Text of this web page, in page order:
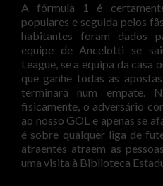
A fórmula 1 é
populares e seguida pelos
habitantes foram dados
equipe de Ancelotti se
League, se a equipa da casa
que ganhe todas as
terminará num empate.
fisicamente, o adversário
ao nosso GOL e apenas se
é sobre qualquer liga de
atraentes atraem as
uma visita à Biblioteca